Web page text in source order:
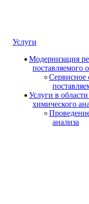
Услуги
Модернизация
поставляемого
Сервисное
Услуги в
химического
анализа